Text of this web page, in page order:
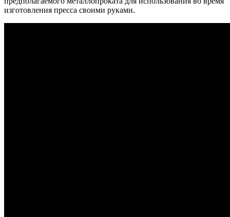
изготовления пресса своими руками.